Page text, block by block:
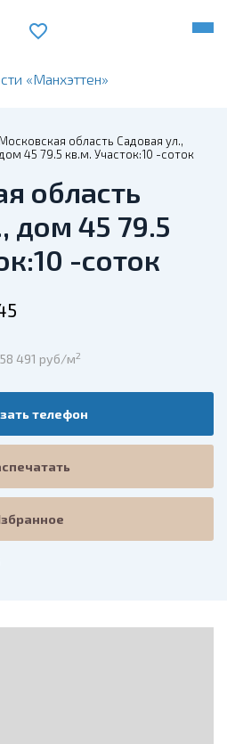
Московская область Садовая ул.,
дом 45 79.5 кв.м. Участок:10 -соток
область
дом 45 79.5
-соток
491 руб/м2
телефон